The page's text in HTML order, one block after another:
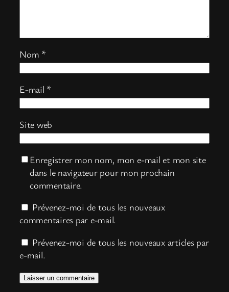
Nom *
E-mail *
Site web
Enregistrer mon nom, mon e-mail et mon site
dans le navigateur pour mon prochain
commentaire.
Prévenez-moi de tous les nouveaux
commentaires par e-mail.
Prévenez-moi de tous les nouveaux articles par
e-mail.